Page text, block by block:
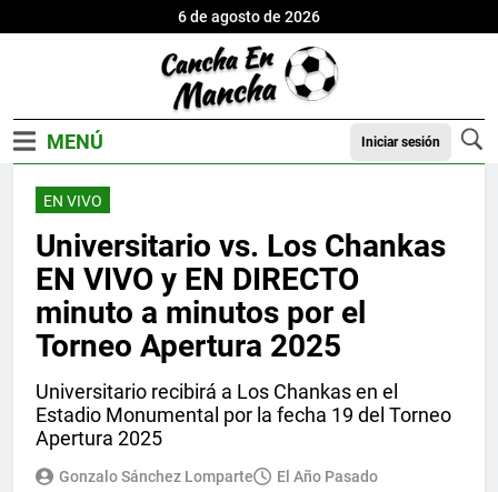
6 de agosto de 2026
Iniciar sesión
EN VIVO
Universitario vs. Los Chankas
EN VIVO y EN DIRECTO
minuto a minutos por el
Torneo Apertura 2025
Universitario recibirá a Los Chankas en el
Estadio Monumental por la fecha 19 del Torneo
Apertura 2025
Gonzalo Sánchez Lomparte El Año Pasado